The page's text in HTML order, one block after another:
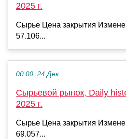
2025 г.
Сырье Цена закрытия
57.106...
00:00, 24 Дек
Сырьевой рынок, Daily
2025 г.
Сырье Цена закрытия
69.057...